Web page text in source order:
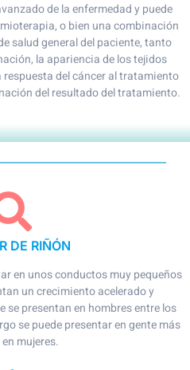
de la enfermedad y puede
o bien una combinación
salud general del paciente, tanto
la apariencia de los tejidos
del cáncer al tratamiento
del resultado del tratamiento.
DE RIÑÓN
en unos conductos muy pequeños
un crecimiento acelerado y
presentan en hombres entre los
se puede presentar en gente más
mujeres.